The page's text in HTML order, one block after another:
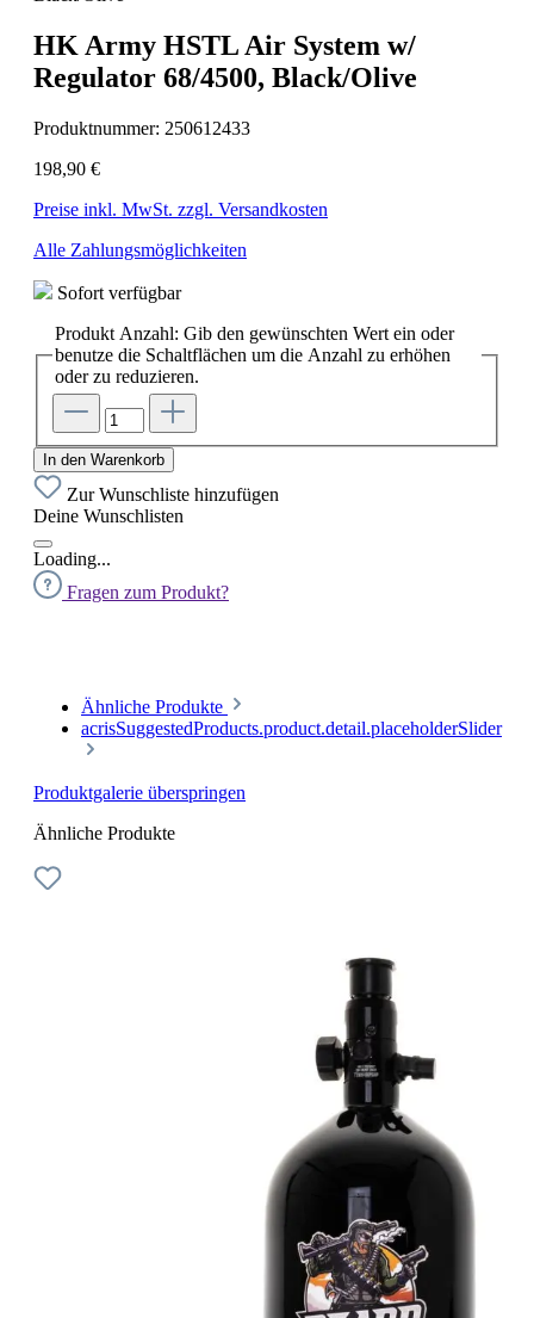
HK Army HSTL Air System w/
Regulator 68/4500, Black/Olive
Produktnummer: 250612433
198,90 €
Preise inkl. MwSt. zzgl. Versandkosten
Alle Zahlungsmöglichkeiten
Sofort verfügbar
Produkt Anzahl: Gib den gewünschten Wert ein oder
benutze die Schaltflächen um die Anzahl zu erhöhen
oder zu reduzieren.
In den Warenkorb
Zur Wunschliste hinzufügen
Deine Wunschlisten
Loading...
Fragen zum Produkt?
Ähnliche Produkte
acrisSuggestedProducts.product.detail.placeholderSlider
Produktgalerie überspringen
Ähnliche Produkte